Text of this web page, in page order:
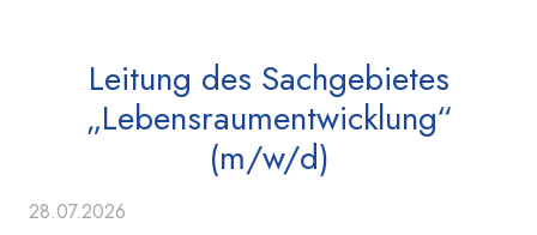
Leitung des Sachgebietes
„Lebensraumentwicklung“
(m/w/d)
28.07.2026